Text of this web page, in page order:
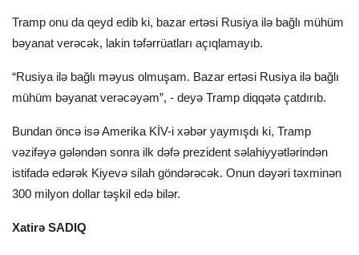
Tramp onu da qeyd edib ki, bazar ertəsi Rusiya ilə bağlı mühüm
bəyanat verəcək, lakin təfərrüatları açıqlamayıb.
“Rusiya ilə bağlı məyus olmuşam. Bazar ertəsi Rusiya ilə bağlı
mühüm bəyanat verəcəyəm”, - deyə Tramp diqqətə çatdırıb.
Bundan öncə isə Amerika KİV-i xəbər yaymışdı ki, Tramp
vəzifəyə gələndən sonra ilk dəfə prezident səlahiyyətlərindən
istifadə edərək Kiyevə silah göndərəcək. Onun dəyəri təxminən
300 milyon dollar təşkil edə bilər.
Xatirə SADIQ